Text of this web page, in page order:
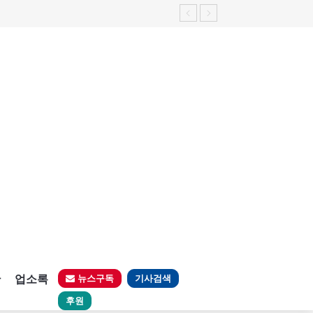
업소록 뉴스구독 기사검색
후원